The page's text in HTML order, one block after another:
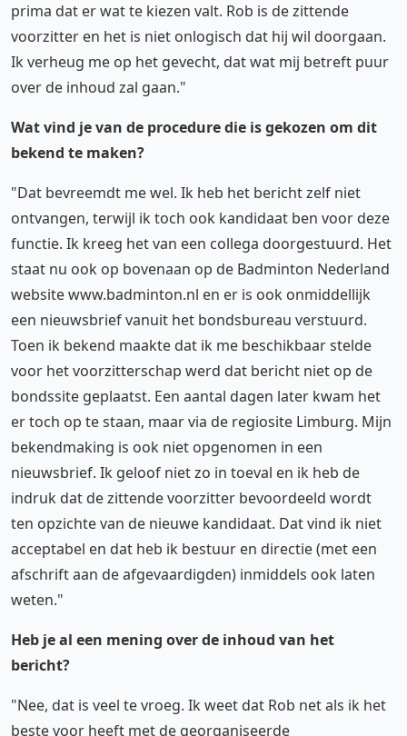
prima dat er wat te kiezen valt. Rob is de zittende
voorzitter en het is niet onlogisch dat hij wil doorgaan.
Ik verheug me op het gevecht, dat wat mij betreft puur
over de inhoud zal gaan."
Wat vind je van de procedure die is gekozen om dit
bekend te maken?
"Dat bevreemdt me wel. Ik heb het bericht zelf niet
ontvangen, terwijl ik toch ook kandidaat ben voor deze
functie. Ik kreeg het van een collega doorgestuurd. Het
staat nu ook op bovenaan op de Badminton Nederland
website www.badminton.nl en er is ook onmiddellijk
een nieuwsbrief vanuit het bondsbureau verstuurd.
Toen ik bekend maakte dat ik me beschikbaar stelde
voor het voorzitterschap werd dat bericht niet op de
bondssite geplaatst. Een aantal dagen later kwam het
er toch op te staan, maar via de regiosite Limburg. Mijn
bekendmaking is ook niet opgenomen in een
nieuwsbrief. Ik geloof niet zo in toeval en ik heb de
indruk dat de zittende voorzitter bevoordeeld wordt
ten opzichte van de nieuwe kandidaat. Dat vind ik niet
acceptabel en dat heb ik bestuur en directie (met een
afschrift aan de afgevaardigden) inmiddels ook laten
weten."
Heb je al een mening over de inhoud van het
bericht?
"Nee, dat is veel te vroeg. Ik weet dat Rob net als ik het
beste voor heeft met de georganiseerde